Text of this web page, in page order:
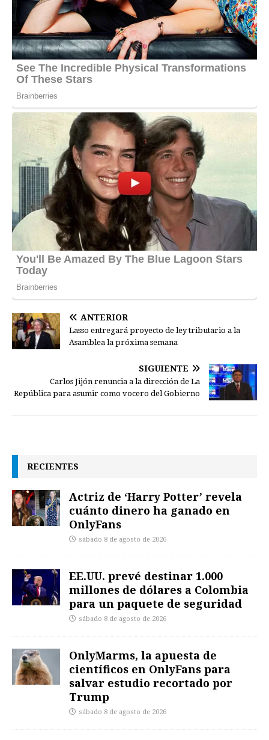
ANTERIOR
Lasso entregará proyecto de ley tributario a la
Asamblea la próxima semana
SIGUIENTE
Carlos Jijón renuncia a la dirección de La
República para asumir como vocero del Gobierno
RECIENTES
Actriz de ‘Harry Potter’ revela
cuánto dinero ha ganado en
OnlyFans
sábado 8 de agosto de 2026
EE.UU. prevé destinar 1.000
millones de dólares a Colombia
para un paquete de seguridad
sábado 8 de agosto de 2026
OnlyMarms, la apuesta de
científicos en OnlyFans para
salvar estudio recortado por
Trump
sábado 8 de agosto de 2026